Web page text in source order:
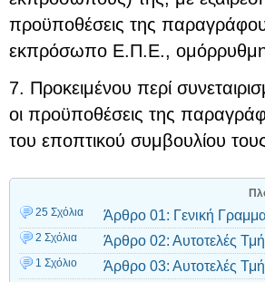
προϋποθέσεις της
εκπρόσωπο Ε.Π.Ε.,
7. Προκειμένου περί
οι προϋποθέσεις της
του εποπτικού συμβουλίου
25 Σχόλια
Άρθρο 01: Γενική
2 Σχόλια Άρθρο 02: Αυτοτελές
1 Σχόλιο Άρθρο 03: Αυτοτελές